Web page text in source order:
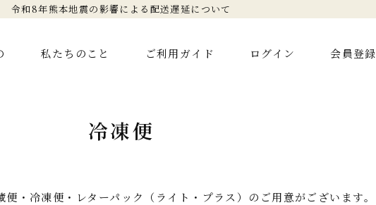
令和8年熊本地震の影響による配送遅延について
私たちのこと ご利用ガイド ログイン 会員登録
冷凍便
・冷凍便・レターパック（ライト・プラス）のご用意がございます。